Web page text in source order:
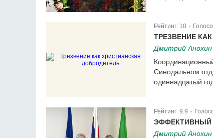
Рейтинг: 10
ТРЕЗВЕНИЕ
Дмитрий Анохин
Синодальном
одиннадцатый
Рейтинг: 9.9
ЭФФЕКТИВНЫЙ
Дмитрий Анохин